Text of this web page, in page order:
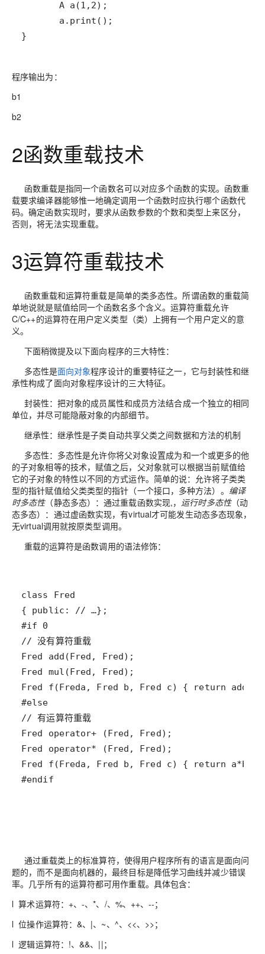
}
程序输出为：
b1
b2
2函数重载技术
函数重载是指同一个函数名可以对应多个函数的实现。函数重
载要求编译器能够惟一地确定调用一个函数时应执行哪个函数代
码。确定函数实现时，要求从函数参数的个数和类型上来区分，
否则，将无法实现重载。
3运算符重载技术
函数重载和运算符重载是简单的类多态性。所谓函数的重载简
单地说就是赋值给同一个函数名多个含义。运算符重载允许
C/C++的运算符在用户定义类型（类）上拥有一个用户定义的意
义。
下面稍微提及以下面向程序的三大特性：
多态性是面向对象程序设计的重要特征之一，它与封装性和继
承性构成了面向对象程序设计的三大特征。
封装性：把对象的成员属性和成员方法结合成一个独立的相同
单位，并尽可能隐蔽对象的内部细节。
继承性：继承性是子类自动共享父类之间数据和方法的机制
多态性：多态性是允许你将父对象设置成为和一个或更多的他
的子对象相等的技术，赋值之后，父对象就可以根据当前赋值给
它的子对象的特性以不同的方式运作。简单的说：允许将子类类
型的指针赋值给父类类型的指针（一个接口，多种方法）。 编译
时多态性（静态多态）：通过重载函数实现,， 运行时多态性（动
态多态）：通过虚函数实现，有virtual才可能发生动态多态现象，
无virtual调用就按原类型调用。
重载的运算符是函数调用的语法修饰：
// 没有算符重载
// 有运算符重载
#endif
通过重载类上的标准算符，使得用户程序所有的语言是面向问
题的，而不是面向机器的，最终目标是降低学习曲线并减少错误
率。几乎所有的运算符都可用作重载。具体包含：
l 算术运算符：+、-、*、/、%、++、--；
l 位操作运算符：&、|、~、^、<<、>>；
l 逻辑运算符：!、&&、||；